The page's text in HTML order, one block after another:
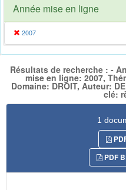
Année mise en ligne
2007
Résultats de recherche : -
mise en ligne: 2007,
Domaine: DROIT, Auteur:
clé:
1
PDF